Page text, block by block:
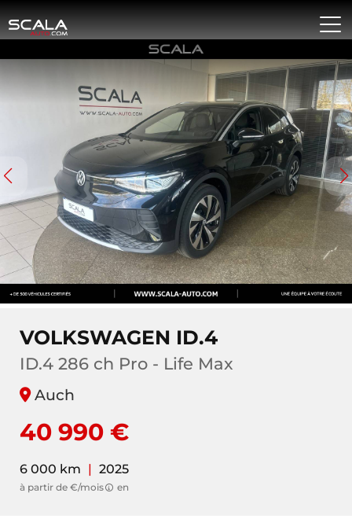
VOLKSWAGEN ID.4
ID.4 286 ch Pro - Life Max
Auch
40 990 €
6 000 km | 2025
à partir de €/mois en